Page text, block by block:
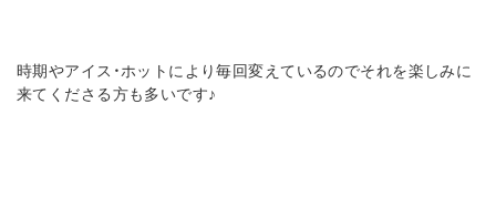
時期やアイス・ホットにより毎回変えているのでそれを楽しみに
来てくださる方も多いです♪